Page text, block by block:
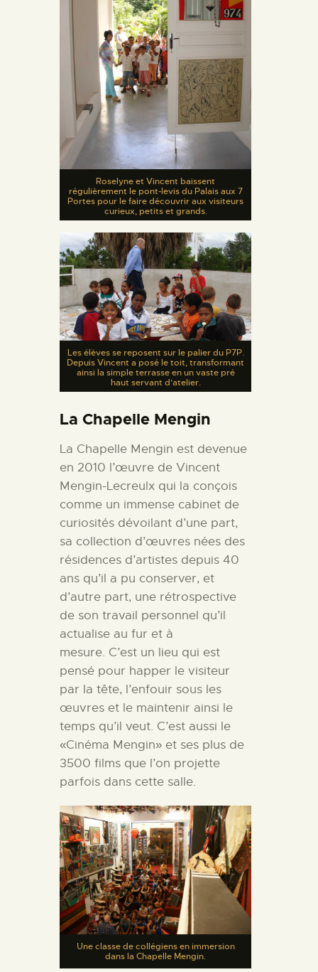
Roselyne et Vincent baissent
régulièrement le pont-levis du Palais aux 7
Portes pour le faire découvrir aux visiteurs
curieux, petits et grands.
Les élèves se reposent sur le palier du P7P.
Depuis Vincent a posé le toit, transformant
ainsi la simple terrasse en un vaste pré
haut servant d’atelier.
La Chapelle Mengin
La Chapelle Mengin est devenue
en 2010 l’œuvre de Vincent
Mengin-Lecreulx qui la conçois
comme un immense cabinet de
curiosités dévoilant d’une part,
sa collection d’œuvres nées des
résidences d’artistes depuis 40
ans qu’il a pu conserver, et
d’autre part, une rétrospective
de son travail personnel qu’il
actualise au fur et à
mesure. C’est un lieu qui est
pensé pour happer le visiteur
par la tête, l’enfouir sous les
œuvres et le maintenir ainsi le
temps qu’il veut. C’est aussi le
«Cinéma Mengin» et ses plus de
3500 films que l’on projette
parfois dans cette salle.
Une classe de collégiens en immersion
dans la Chapelle Mengin.